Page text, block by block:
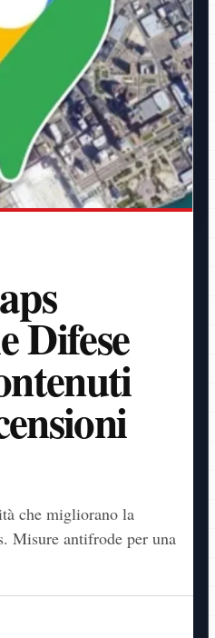
Difese
che migliorano la
Misure antifrode per una